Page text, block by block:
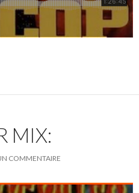
MIX:
COMMENTAIRE